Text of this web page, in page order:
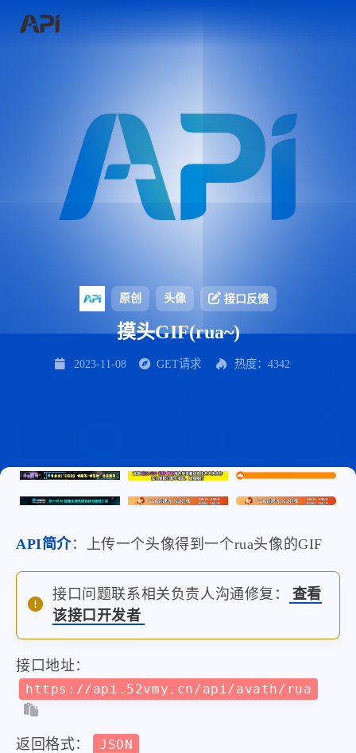
原创 头像 接口反馈
摸头GIF(rua~)
2023-11-08 GET请求 热度：4342
API简介：上传一个头像得到一个rua头像的GIF
接口问题联系相关负责人沟通修复：
查看
该接口开发者
接口地址：
https://api.52vmy.cn/api/avath/rua
返回格式： JSON